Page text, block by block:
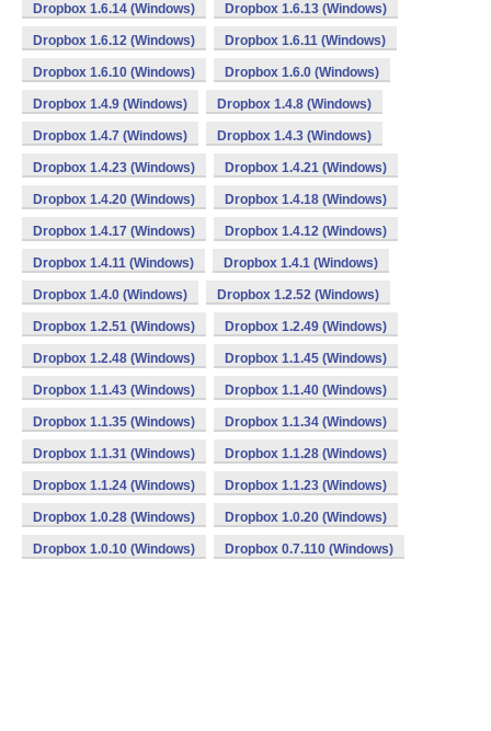
Dropbox 1.6.14 (Windows) Dropbox 1.6.13 (Windows)
Dropbox 1.6.12 (Windows) Dropbox 1.6.11 (Windows)
Dropbox 1.6.10 (Windows) Dropbox 1.6.0 (Windows)
Dropbox 1.4.9 (Windows) Dropbox 1.4.8 (Windows)
Dropbox 1.4.7 (Windows) Dropbox 1.4.3 (Windows)
Dropbox 1.4.23 (Windows) Dropbox 1.4.21 (Windows)
Dropbox 1.4.20 (Windows) Dropbox 1.4.18 (Windows)
Dropbox 1.4.17 (Windows) Dropbox 1.4.12 (Windows)
Dropbox 1.4.11 (Windows) Dropbox 1.4.1 (Windows)
Dropbox 1.4.0 (Windows) Dropbox 1.2.52 (Windows)
Dropbox 1.2.51 (Windows) Dropbox 1.2.49 (Windows)
Dropbox 1.2.48 (Windows) Dropbox 1.1.45 (Windows)
Dropbox 1.1.43 (Windows) Dropbox 1.1.40 (Windows)
Dropbox 1.1.35 (Windows) Dropbox 1.1.34 (Windows)
Dropbox 1.1.31 (Windows) Dropbox 1.1.28 (Windows)
Dropbox 1.1.24 (Windows) Dropbox 1.1.23 (Windows)
Dropbox 1.0.28 (Windows) Dropbox 1.0.20 (Windows)
Dropbox 1.0.10 (Windows) Dropbox 0.7.110 (Windows)